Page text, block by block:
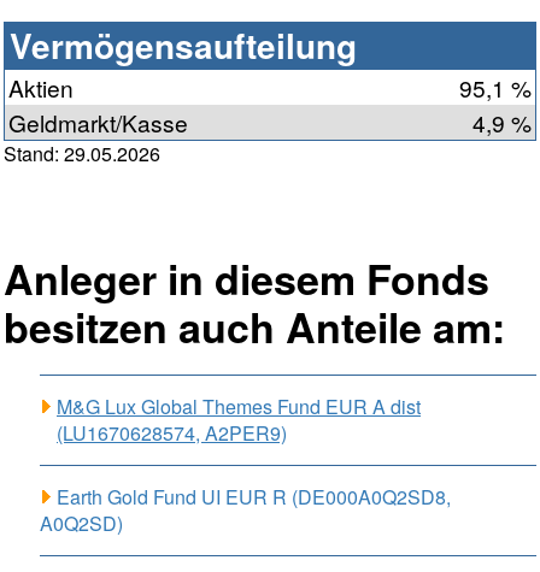
Vermögensaufteilung
Aktien
95,1 %
Geldmarkt/Kasse
4,9 %
Stand: 29.05.2026
Anleger in diesem Fonds
besitzen auch Anteile am:
M&G Lux Global Themes Fund EUR A dist
(LU1670628574, A2PER9)
Earth Gold Fund UI EUR R (DE000A0Q2SD8,
A0Q2SD)